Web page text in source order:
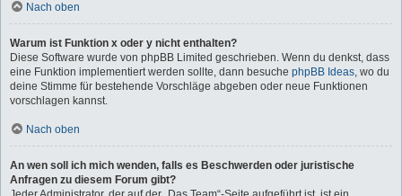
Nach oben
Warum ist Funktion x oder y nicht enthalten?
Diese Software wurde von phpBB Limited geschrieben. Wenn du denkst, dass
eine Funktion implementiert werden sollte, dann besuche phpBB Ideas, wo du
deine Stimme für bestehende Vorschläge abgeben oder neue Funktionen
vorschlagen kannst.
Nach oben
An wen soll ich mich wenden, falls es Beschwerden oder juristische
Anfragen zu diesem Forum gibt?